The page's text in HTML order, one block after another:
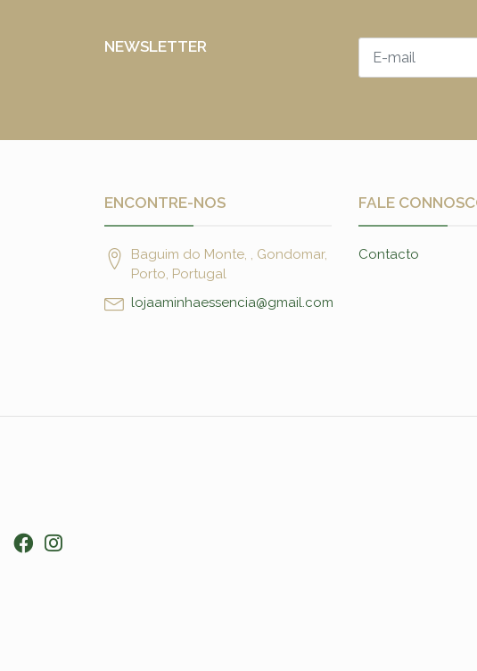
NEWSLETTER
ENCONTRE-NOS
Baguim do Monte, , Gondomar,
Porto, Portugal
lojaaminhaessencia@gmail.com
FALE
Contacto